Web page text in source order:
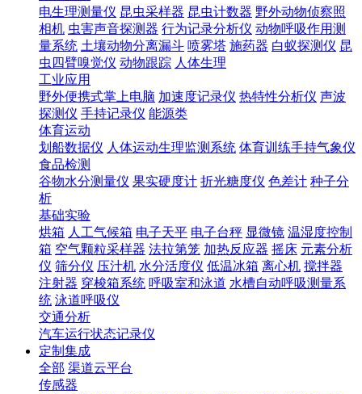
电生理测量仪 昆虫采样器 昆虫计数器 野外动物侦察照
相机 虫害声音探测器 行为记录分析仪 动物呼吸作用测
量系统 土壤动物分离漏斗 喷雾塔 施药器 白蚁探测仪 昆
虫四臂嗅觉仪 动物跟踪 人体生理
工业应用
野外便携式掌上电脑 加速度记录仪 热特性分析仪 声波
探测仪 手持记录仪 能源类
体育运动
划船数据仪 人体运动生理监测系统 体育训练手持气象仪
食品检测
谷物水分测量仪 果实硬度计 折光糖度仪 色差计 种子分
析
基础实验
烘箱 人工气候箱 电子天平 电子台秤 显微镜 温湿度控制
箱 空气颗粒采样器 法拉第笼 加热反应器 摇床 元素分析
仪 筛分仪 压汁机 水分活度仪 低温冰箱 离心机 搅拌器
注射器 穿梭箱系统 呼吸室和泳道 水槽自动呼吸测量系
统 泳道呼吸仪
交通分析
汽车运行状态记录仪
定制集成
全部 渠道云平台
传感器